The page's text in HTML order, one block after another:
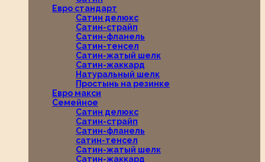
Евро стандарт
Сатин делюкс
Сатин-страйп
Сатин-фланель
Сатин-тенсел
Сатин-жатый шелк
Сатин-жаккард
Натуральный шелк
Простынь на резинке
Евро макси
Семейное
Сатин делюкс
Сатин-страйп
Сатин-фланель
сатин-тенсел
Сатин-жатый шелк
Сатин-жаккард